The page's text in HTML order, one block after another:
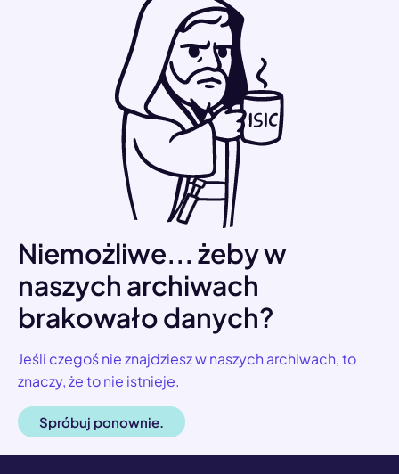
Niemożliwe... żeby w
naszych archiwach
brakowało danych?
Jeśli czegoś nie znajdziesz w naszych archiwach, to
znaczy, że to nie istnieje.
Spróbuj ponownie.